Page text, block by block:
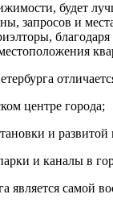
будет
запросов и
центре города;
и
и каналы в
является самой